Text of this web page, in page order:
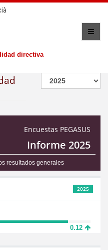
directiva
Encuestas PEGASUS
Informe 2025
resultados generales
2025
0.12